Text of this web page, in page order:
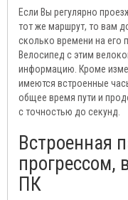
Если Вы регулярно
тот же маршрут, то вам
сколько времени на его
Велосипед с этим
информацию. Кроме
имеются встроенные
общее время пути и
с точностью до секунд.
Встроенная
прогрессом,
ПК